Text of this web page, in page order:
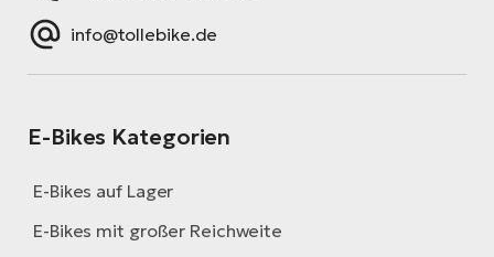
info@tollebike.de
E-Bikes Kategorien
E-Bikes auf Lager
E-Bikes mit großer Reichweite